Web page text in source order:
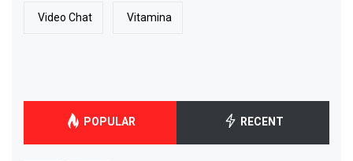
Video Chat Vitamina
POPULAR RECENT